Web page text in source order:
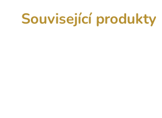
Související produkty